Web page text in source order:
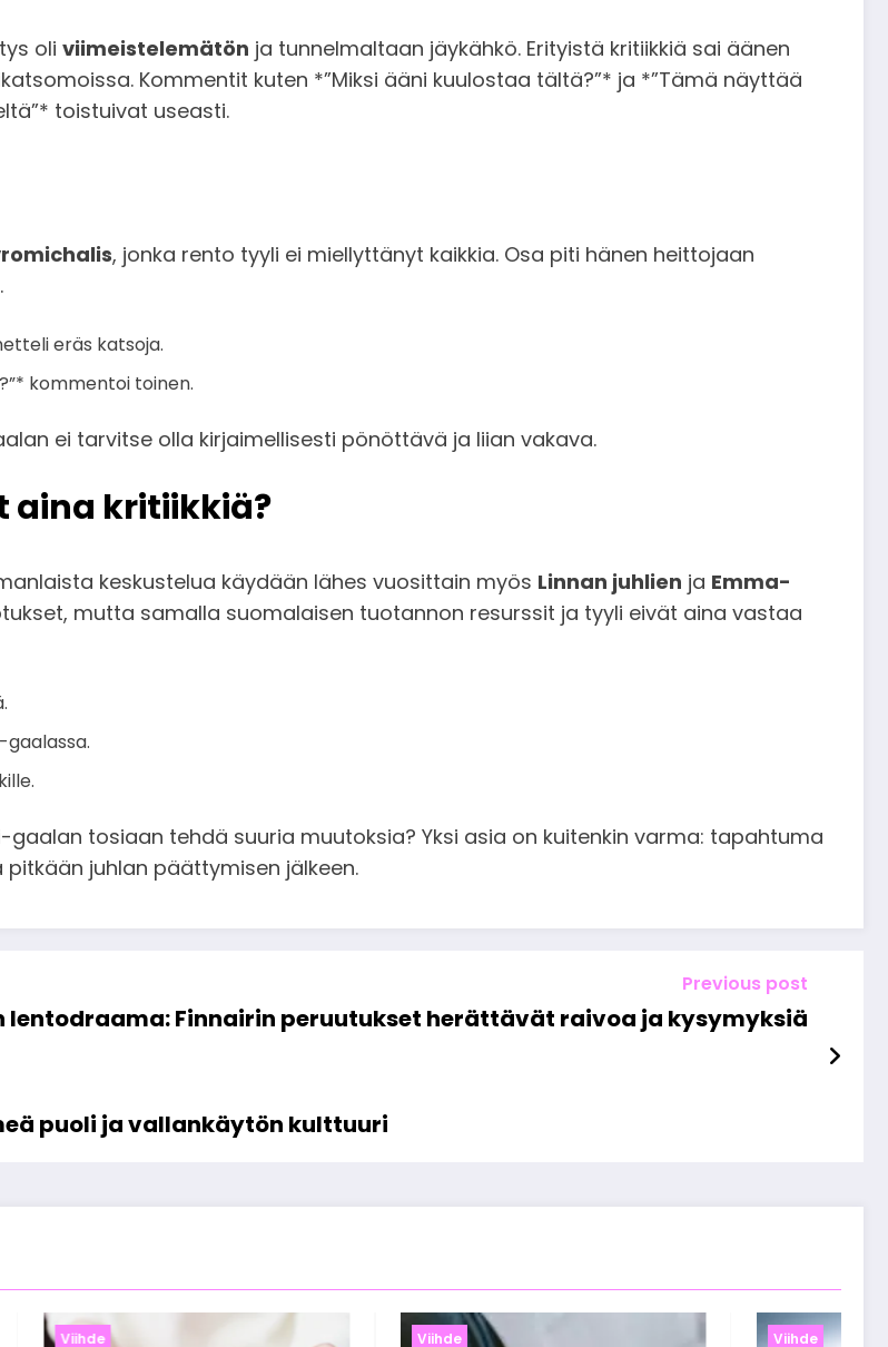
oli viimeistelemätön ja tunnelmaltaan jäykähkö. Erityistä kritiikkiä sai äänen
Kommentit kuten *”Miksi ääni kuulostaa tältä?”* ja *”Tämä näyttää
toistuivat useasti.
, jonka rento tyyli ei miellyttänyt kaikkia. Osa piti hänen heittojaan
eräs katsoja.
kommentoi toinen.
ei tarvitse olla kirjaimellisesti pönöttävä ja liian vakava.
aina kritiikkiä?
keskustelua käydään lähes vuosittain myös Linnan juhlien ja Emma-
mutta samalla suomalaisen tuotannon resurssit ja tyyli eivät aina vastaa
tosiaan tehdä suuria muutoksia? Yksi asia on kuitenkin varma: tapahtuma
juhlan päättymisen jälkeen.
Previous post
lentodraama: Finnairin peruutukset herättävät raivoa ja kysymyksiä
puoli ja vallankäytön kulttuuri
Viihde Viihde Viihde